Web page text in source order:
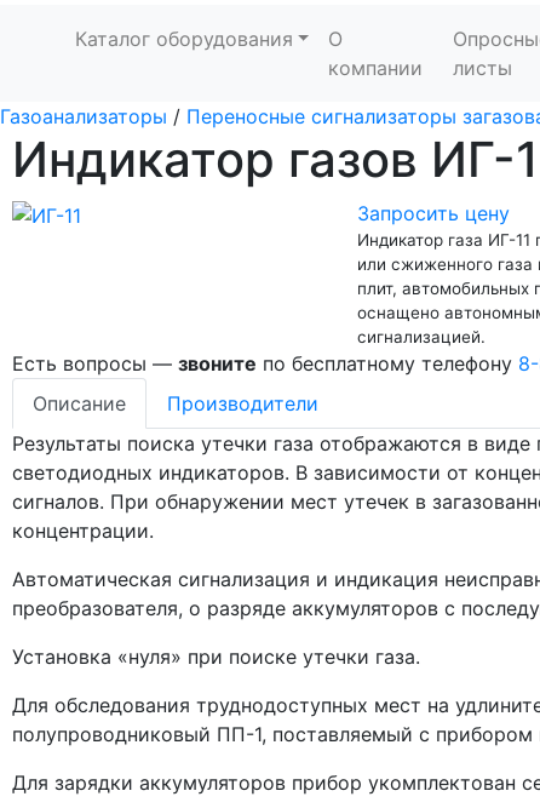
Каталог оборудования
О
компании
листы
Газоанализаторы / Переносные сигнализаторы
Индикатор газов ИГ-
Запросить цену
Индикатор газа ИГ-
или сжиженного газа
плит, автомобильных
оснащено
сигнализацией.
Есть вопросы — звоните по бесплатному телефону
Описание
Производители
Результаты поиска утечки газа отображаются в
светодиодных индикаторов. В зависимости от
сигналов. При обнаружении мест утечек в
концентрации.
Автоматическая сигнализация и индикация
преобразователя, о разряде аккумуляторов с
Установка «нуля» при поиске утечки газа.
Для обследования труднодоступных мест на
полупроводниковый ПП-1, поставляемый с прибором
Для зарядки аккумуляторов прибор укомплектован